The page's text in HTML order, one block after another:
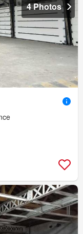
4 Photos